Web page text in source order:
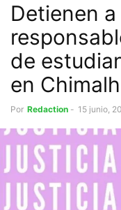
Detienen
de
en
Por Redaction - 15 junio,